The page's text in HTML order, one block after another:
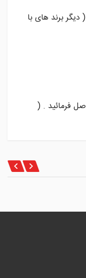
و برند هایی نظیر Hcc یا Doowon ( دیگر برند های با
فرمائید . (